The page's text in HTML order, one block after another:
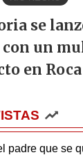
se
con un
en Roca
padre que se